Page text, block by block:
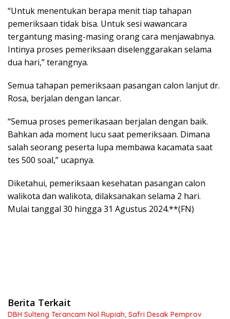
“Untuk menentukan berapa menit tiap tahapan
pemeriksaan tidak bisa. Untuk sesi wawancara
tergantung masing-masing orang cara menjawabnya.
Intinya proses pemeriksaan diselenggarakan selama
dua hari,” terangnya.
Semua tahapan pemeriksaan pasangan calon lanjut dr.
Rosa, berjalan dengan lancar.
“Semua proses pemerikasaan berjalan dengan baik.
Bahkan ada moment lucu saat pemeriksaan. Dimana
salah seorang peserta lupa membawa kacamata saat
tes 500 soal,” ucapnya.
Diketahui, pemeriksaan kesehatan pasangan calon
walikota dan walikota, dilaksanakan selama 2 hari.
Mulai tanggal 30 hingga 31 Agustus 2024.**(FN)
Berita Terkait
DBH Sulteng Terancam Nol Rupiah, Safri Desak Pemprov